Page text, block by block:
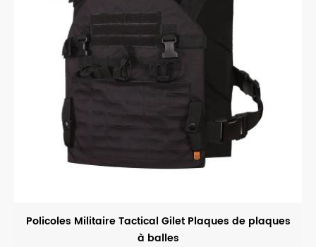
Policoles Militaire Tactical Gilet Plaques de plaques
à balles